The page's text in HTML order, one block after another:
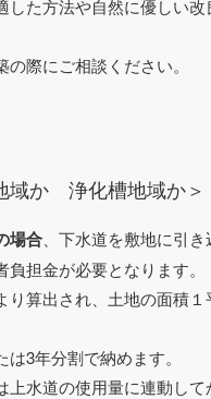
した方法や自然に優しい
際にご相談ください。
域か 浄化槽地域か＞
場合 、下水道を敷地に引き
負担金が必要となります。
り算出され、土地の面積１
3年分割で納めます。
上水道の使用量に連動して